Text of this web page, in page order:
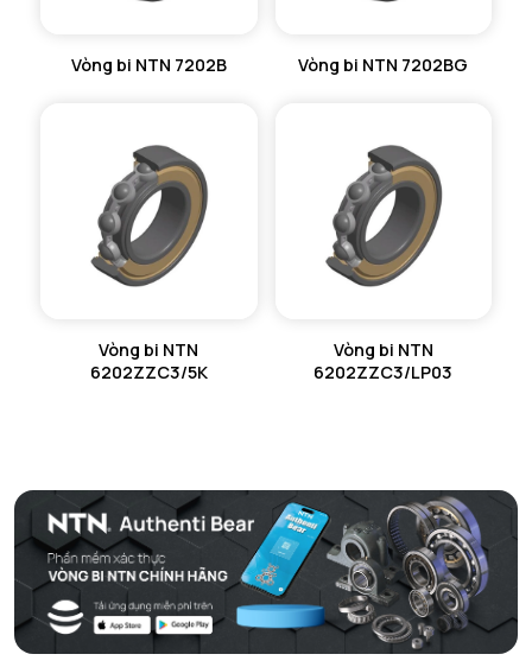
Vòng bi NTN 7202B Vòng bi NTN 7202BG
Vòng bi NTN
6202ZZC3/5K
Vòng bi NTN
6202ZZC3/LP03